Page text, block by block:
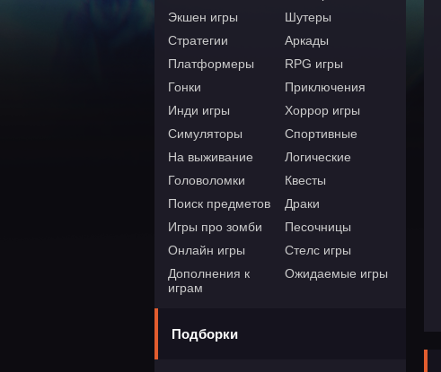
Экшен игры
Шутеры
Стратегии
Аркады
Платформеры
RPG игры
Гонки
Приключения
Инди игры
Хоррор игры
Симуляторы
Спортивные
На выживание
Логические
Головоломки
Квесты
Поиск предметов
Драки
Игры про зомби
Песочницы
Онлайн игры
Стелс игры
Дополнения к
играм
Ожидаемые игры
Подборки